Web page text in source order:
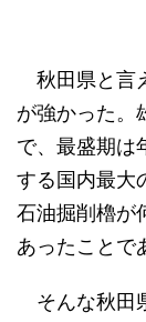
秋田県と言
が強かった。
で、最盛期は
する国内最大
石油掘削櫓が
あったことで
そんな秋田